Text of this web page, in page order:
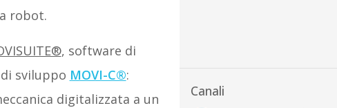
robot.
, software di
sviluppo MOVI-C®:
digitalizzata a un
Canali